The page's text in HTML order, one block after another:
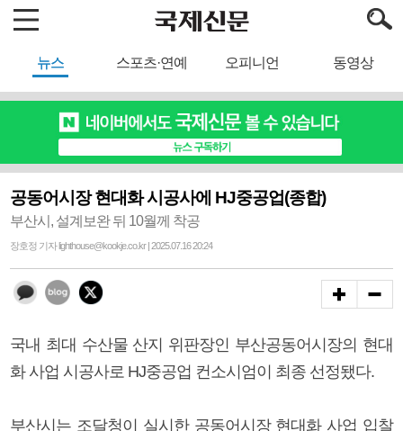
뉴스 스포츠·연예 오피니언 동영상
공동어시장 현대화 시공사에 HJ중공업(종합)
부산시, 설계보완 뒤 10월께 착공
장호정 기자 lighthouse@kookje.co.kr | 2025.07.16 20:24
국내 최대 수산물 산지 위판장인 부산공동어시장의 현대
화 사업 시공사로 HJ중공업 컨소시엄이 최종 선정됐다.
부산시는 조달청이 실시한 공동어시장 현대화 사업 입찰